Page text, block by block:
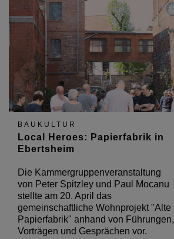
BAUKULTUR
Local Heroes: Papierfabrik in
Ebertsheim
Die Kammergruppenveranstaltung
von Peter Spitzley und Paul Mocanu
stellte am 20. April das
gemeinschaftliche Wohnprojekt "Alte
Papierfabrik" anhand von Führungen,
Vorträgen und Gesprächen vor.